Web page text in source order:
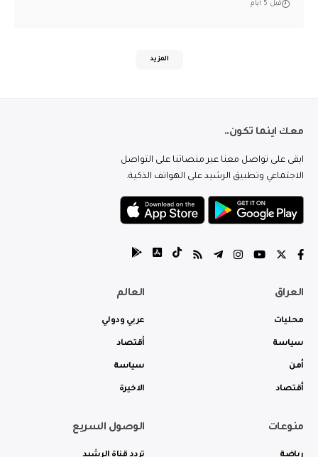
قبل 5 أيام
المزيد
معك اينما تكون..
ابقى على تواصل معنا عبر منصاتنا على التواصل
الاجتماعي وتطبيق الرشيد على الهواتف الذكية.
العراق
محليات
سياسة
أمن
أقتصاد
العالم
عربي ودولي
أقتصاد
سياسة
الاخيرة
منوعات الوصول السريع